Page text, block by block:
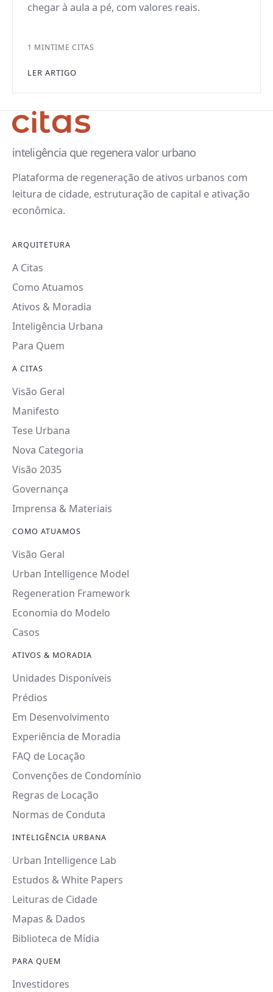
chegar à aula a pé, com valores reais.
1 MINTIME CITAS
LER ARTIGO
inteligência que regenera valor urbano
Plataforma de regeneração de ativos urbanos com
leitura de cidade, estruturação de capital e ativação
econômica.
ARQUITETURA
A Citas
Como Atuamos
Ativos & Moradia
Inteligência Urbana
Para Quem
A CITAS
Visão Geral
Manifesto
Tese Urbana
Nova Categoria
Visão 2035
Governança
Imprensa & Materiais
COMO ATUAMOS
Visão Geral
Urban Intelligence Model
Regeneration Framework
Economia do Modelo
Casos
ATIVOS & MORADIA
Unidades Disponíveis
Prédios
Em Desenvolvimento
Experiência de Moradia
FAQ de Locação
Convenções de Condomínio
Regras de Locação
Normas de Conduta
INTELIGÊNCIA URBANA
Urban Intelligence Lab
Estudos & White Papers
Leituras de Cidade
Mapas & Dados
Biblioteca de Mídia
PARA QUEM
Investidores